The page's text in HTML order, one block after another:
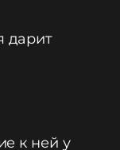
дарит
к ней у